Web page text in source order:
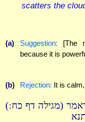
scatters the
(a) Suggestion: [The
because it is
(b) Rejection: It is
(מגילה דף כח:)